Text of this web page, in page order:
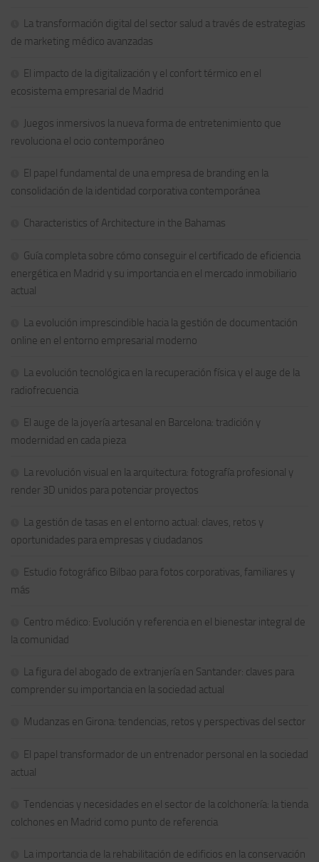
La transformación digital del sector salud a través de estrategias
de marketing médico avanzadas
El impacto de la digitalización y el confort térmico en el
ecosistema empresarial de Madrid
Juegos inmersivos la nueva forma de entretenimiento que
revoluciona el ocio contemporáneo
El papel fundamental de una empresa de branding en la
consolidación de la identidad corporativa contemporánea
Characteristics of Architecture in the Bahamas
Guía completa sobre cómo conseguir el certificado de eficiencia
energética en Madrid y su importancia en el mercado inmobiliario
actual
La evolución imprescindible hacia la gestión de documentación
online en el entorno empresarial moderno
La evolución tecnológica en la recuperación física y el auge de la
radiofrecuencia
El auge de la joyería artesanal en Barcelona: tradición y
modernidad en cada pieza
La revolución visual en la arquitectura: fotografía profesional y
render 3D unidos para potenciar proyectos
La gestión de tasas en el entorno actual: claves, retos y
oportunidades para empresas y ciudadanos
Estudio fotográfico Bilbao para fotos corporativas, familiares y
más
Centro médico: Evolución y referencia en el bienestar integral de
la comunidad
La figura del abogado de extranjería en Santander: claves para
comprender su importancia en la sociedad actual
Mudanzas en Girona: tendencias, retos y perspectivas del sector
El papel transformador de un entrenador personal en la sociedad
actual
Tendencias y necesidades en el sector de la colchonería: la tienda
colchones en Madrid como punto de referencia
La importancia de la rehabilitación de edificios en la conservación